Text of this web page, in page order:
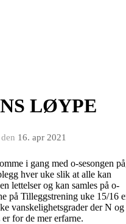
LØYPE
den 16. apr 2021
i gang med o-sesongen
hver uke slik at alle kan
lettelser og kan samles på o-
på Tilleggstrening uke 15/16
vanskelighetsgrader der N og
for de mer erfarne.